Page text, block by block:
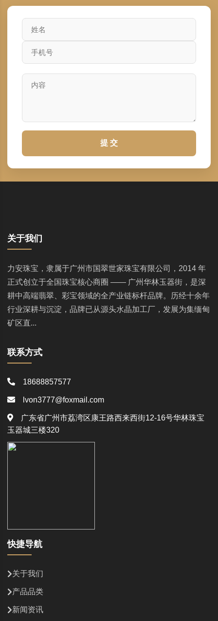
提 交
关于我们
力安珠宝，隶属于广州市国翠世家珠宝有限公司，2014 年
正式创立于全国珠宝核心商圈 —— 广州华林玉器街，是深
耕中高端翡翠、彩宝领域的全产业链标杆品牌。历经十余年
行业深耕与沉淀，品牌已从源头水晶加工厂，发展为集缅甸
矿区直...
联系方式
18688857577
lvon3777@foxmail.com
广东省广州市荔湾区康王路西来西街12-16号华林珠宝
玉器城三楼320
快捷导航
关于我们
产品品类
新闻资讯